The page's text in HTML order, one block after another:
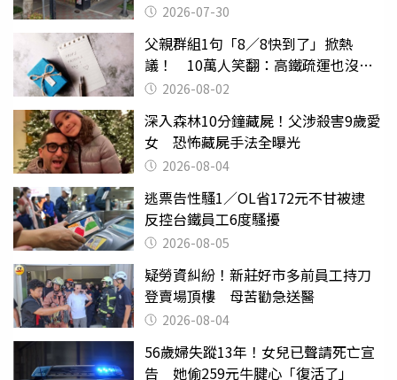
2026-07-30
父親群組1句「8／8快到了」掀熱
議！ 10萬人笑翻：高鐵疏運也沒列
父親節
2026-08-02
深入森林10分鐘藏屍！父涉殺害9歲愛
女 恐怖藏屍手法全曝光
2026-08-04
逃票告性騷1／OL省172元不甘被逮
反控台鐵員工6度騷擾
2026-08-05
疑勞資糾紛！新莊好市多前員工持刀
登賣場頂樓 母苦勸急送醫
2026-08-04
56歲婦失蹤13年！女兒已聲請死亡宣
告 她偷259元牛腱心「復活了」